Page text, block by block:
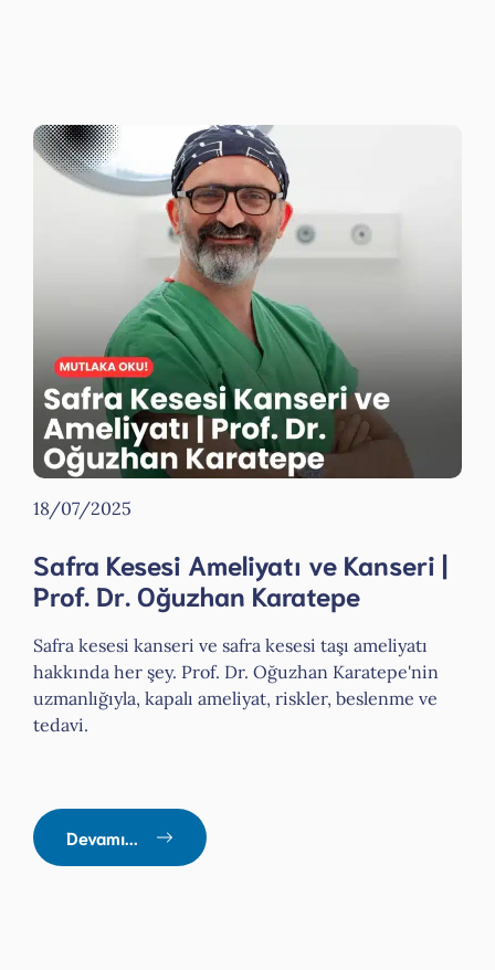
18/07/2025
Safra Kesesi Ameliyatı ve Kanseri |
Prof. Dr. Oğuzhan Karatepe
Safra kesesi kanseri ve safra kesesi taşı ameliyatı
hakkında her şey. Prof. Dr. Oğuzhan Karatepe'nin
uzmanlığıyla, kapalı ameliyat, riskler, beslenme ve
tedavi.
Devamı...